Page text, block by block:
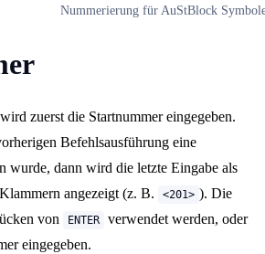
Nummerierung für AuStBlock
zuerst die Startnummer eingegeben.
Befehlsausführung eine
wurde, dann wird die letzte Eingabe als
angezeigt (z. B.
<201> ). Die
von
ENTER
verwendet werden, oder
eingegeben.